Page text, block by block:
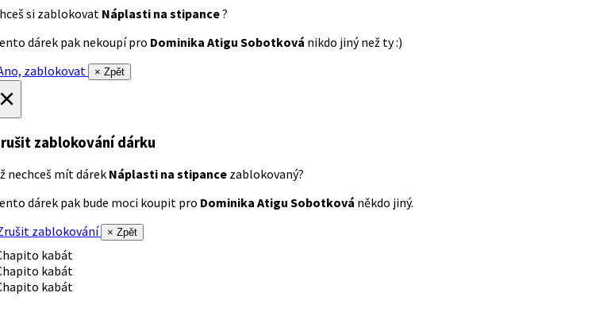
si zablokovat Náplasti na stipance?
dárek pak nekoupí pro Dominika Atigu Sobotková nikdo jiný než ty :)
zablokovat
× Zpět
zablokování dárku
nechceš mít dárek Náplasti na stipance zablokovaný?
dárek pak bude moci koupit pro Dominika Atigu Sobotková někdo jiný.
zablokování
× Zpět